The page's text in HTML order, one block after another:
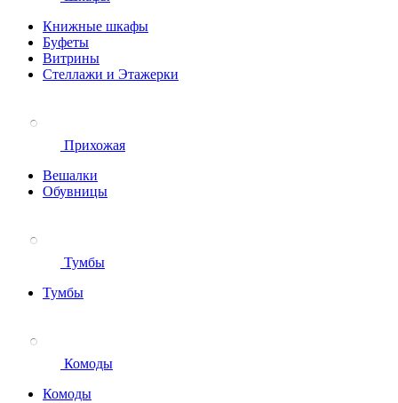
Книжные шкафы
Буфеты
Витрины
Стеллажи и Этажерки
Прихожая
Вешалки
Обувницы
Тумбы
Тумбы
Комоды
Комоды